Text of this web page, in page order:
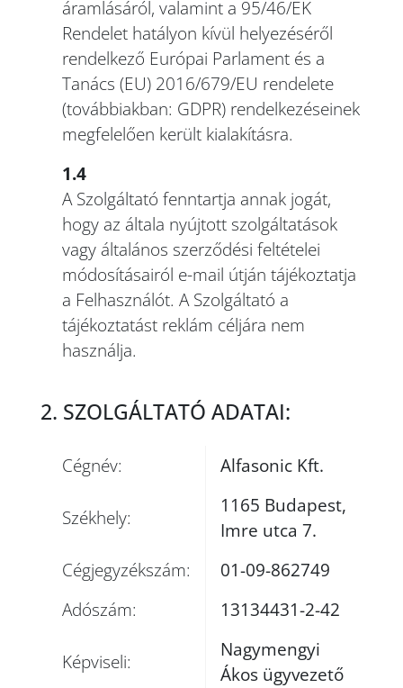
áramlásáról, valamint a 95/46/EK
Rendelet hatályon kívül helyezéséről
rendelkező Európai Parlament és a
Tanács (EU) 2016/679/EU rendelete
(továbbiakban: GDPR) rendelkezéseinek
megfelelően került kialakításra.
1.4
A Szolgáltató fenntartja annak jogát,
hogy az általa nyújtott szolgáltatások
vagy általános szerződési feltételei
módosításairól e-mail útján tájékoztatja
a Felhasználót. A Szolgáltató a
tájékoztatást reklám céljára nem
használja.
2. SZOLGÁLTATÓ ADATAI:
Cégnév: Alfasonic Kft.
Székhely:
1165 Budapest,
Imre utca 7.
Cégjegyzékszám:
01-09-862749
Adószám:
13134431-2-42
Képviseli:
Nagymengyi
Ákos ügyvezető